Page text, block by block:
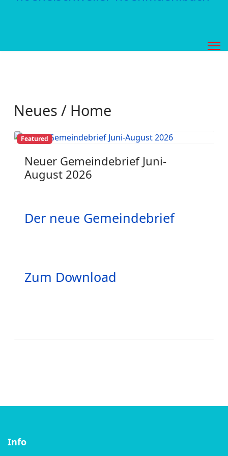
Neues / Home
Featured
Neuer Gemeindebrief Juni-
August 2026
Der neue Gemeindebrief
Zum Download
Info